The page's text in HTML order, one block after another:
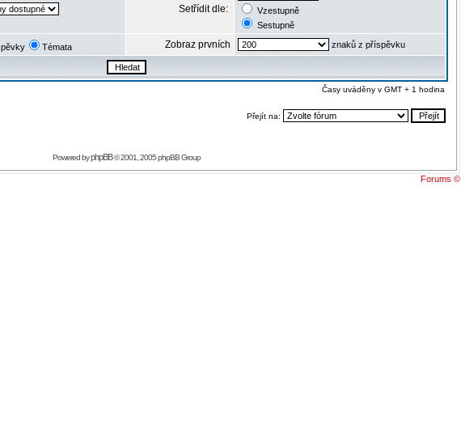
Setřídit dle:
Vzestupně
Sestupně
Témata Zobraz prvních znaků z příspěvku
Časy uváděny v GMT + 1 hodina
Přejít na:
Powered byphpBB© 2001, 2005 phpBB Group
Forums ©